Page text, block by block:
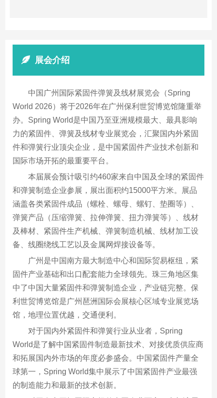
展会介绍
中国广州国际紧固件弹簧及线材展览会（Spring
World 2026）将于2026年在广州保利世贸博览馆隆重举
办。Spring World是中国乃至亚洲规模最大、最具影响
力的紧固件、弹簧及线材专业展览会，汇聚国内外紧固
件和弹簧行业顶尖企业，是中国紧固件产业技术创新和
国际市场开拓的最重要平台。
本届展会预计吸引约460家来自中国及全球的紧固件
和弹簧制造企业参展，展出面积约15000平方米。展品
涵盖各类紧固件成品（螺栓、螺母、螺钉、垫圈等）、
弹簧产品（压缩弹簧、拉伸弹簧、扭力弹簧等）、线材
及棒材、紧固件生产机械、弹簧制造机械、线材加工设
备、线圈绕线工艺以及金属网焊接设备等。
广州是中国南方最大制造中心和国际贸易枢纽，紧
固件产业基础和出口配套能力全球领先。珠三角地区集
中了中国大量紧固件和弹簧制造企业，产业链完整。保
利世贸博览馆是广州琶洲国际会展核心区域专业展览场
馆，地理位置优越，交通便利。
对于国内外紧固件和弹簧行业从业者，Spring
World是了解中国紧固件制造最新技术、对接优质供应商
和拓展国内外市场的年度必参盛会。中国紧固件产量全
球第一，Spring World集中展示了中国紧固件产业最强
的制造能力和最新的技术创新。